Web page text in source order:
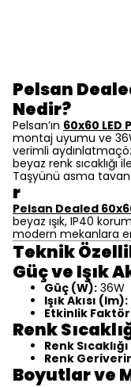
Pelsan
Nedir?
Pelsan’ın 60x60 LED
montaj uyumu ve
verimli
beyaz renk sıcaklığı
Taşyünü asma
r
Pelsan Dealed
beyaz ışık, IP40
modern mekanlara
Teknik
Güç ve Işık
Güç (W): 36W
Işık Akısı (lm):
Etkinlik
Renk
Renk
Renk
Boyutlar ve